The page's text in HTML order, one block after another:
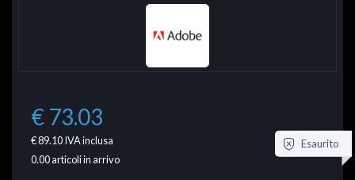
€ 73.03
€ 89.10IVA inclusa
0.00articoli in arrivo
Esaurito